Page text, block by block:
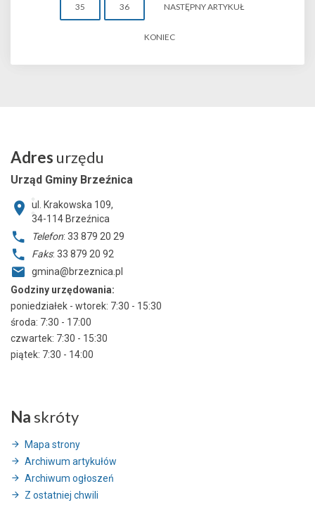
35 36 NASTĘPNY ARTYKUŁ
KONIEC
Adres urzędu
Urząd Gminy Brzeźnica
ul. Krakowska 109,
34-114 Brzeźnica
Telefon: 33 879 20 29
Faks: 33 879 20 92
gmina@brzeznica.pl
Godziny urzędowania:
poniedziałek - wtorek: 7:30 - 15:30
środa: 7:30 - 17:00
czwartek: 7:30 - 15:30
piątek: 7:30 - 14:00
Na skróty
Mapa strony
Archiwum artykułów
Archiwum ogłoszeń
Z ostatniej chwili